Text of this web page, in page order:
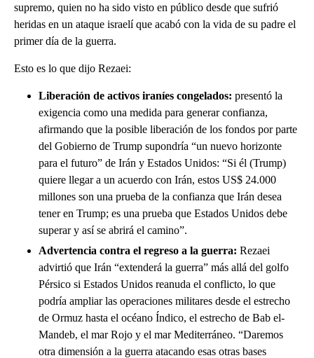
supremo, quien no ha sido visto en público desde que sufrió
heridas en un ataque israelí que acabó con la vida de su padre el
primer día de la guerra.
Esto es lo que dijo Rezaei:
Liberación de activos iraníes congelados: presentó la
exigencia como una medida para generar confianza,
afirmando que la posible liberación de los fondos por parte
del Gobierno de Trump supondría “un nuevo horizonte
para el futuro” de Irán y Estados Unidos: “Si él (Trump)
quiere llegar a un acuerdo con Irán, estos US$ 24.000
millones son una prueba de la confianza que Irán desea
tener en Trump; es una prueba que Estados Unidos debe
superar y así se abrirá el camino”.
Advertencia contra el regreso a la guerra: Rezaei
advirtió que Irán “extenderá la guerra” más allá del golfo
Pérsico si Estados Unidos reanuda el conflicto, lo que
podría ampliar las operaciones militares desde el estrecho
de Ormuz hasta el océano Índico, el estrecho de Bab el-
Mandeb, el mar Rojo y el mar Mediterráneo. “Daremos
otra dimensión a la guerra atacando esas otras bases